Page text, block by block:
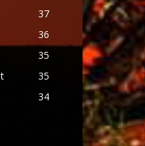
37
36
35
35
34